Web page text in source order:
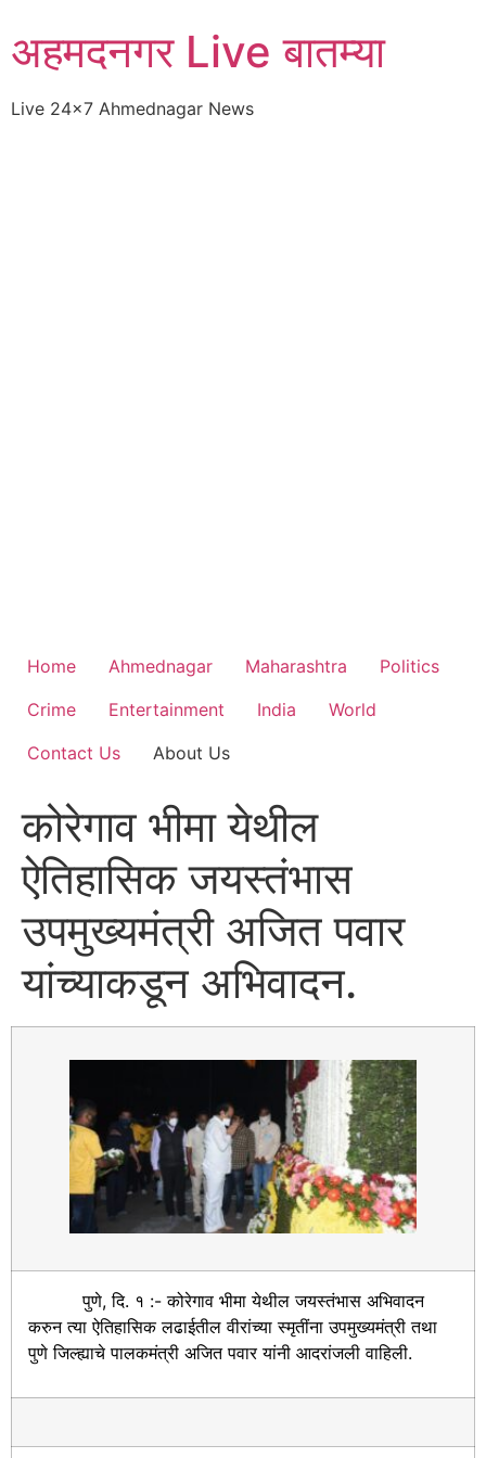
to
content
अहमदनगर Live बातम्या
Live 24×7 Ahmednagar News
Home Ahmednagar Maharashtra
Politics
Crime
Entertainment India
World
Contact Us
About Us
कोरेगाव भीमा येथील
ऐतिहासिक जयस्तंभास
उपमुख्यमंत्री अजित पवार
यांच्याकडून अभिवादन.
पुणे, दि. १ :- कोरेगाव भीमा येथील जयस्तंभास अभिवादन
करुन त्या ऐतिहासिक लढाईतील वीरांच्या स्मृतींना उपमुख्यमंत्री तथा
पुणे जिल्ह्याचे पालकमंत्री अजित पवार यांनी आदरांजली वाहिली.